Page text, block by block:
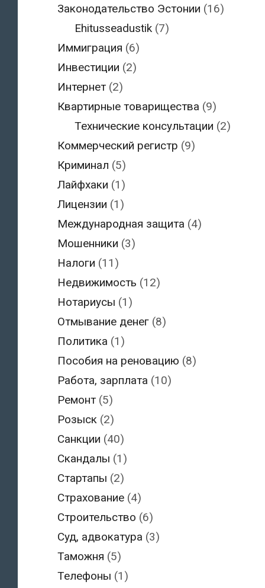
Законодательство Эстонии (16)
Ehitusseadustik(7)
Иммиграция (6)
Инвестиции (2)
Интернет (2)
Квартирные товарищества (9)
Технические консультации (2)
Коммерческий регистр (9)
Криминал (5)
Лайфхаки (1)
Лицензии (1)
Международная защита (4)
Мошенники (3)
Налоги (11)
Недвижимость (12)
Нотариусы (1)
Отмывание денег (8)
Политика (1)
Пособия на реновацию (8)
Работа, зарплата (10)
Ремонт (5)
Розыск (2)
Санкции (40)
Скандалы (1)
Стартапы (2)
Страхование (4)
Строительство (6)
Суд, адвокатура (3)
Таможня (5)
Телефоны (1)